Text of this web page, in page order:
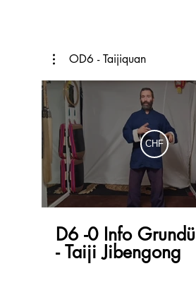
OD6 - Taijiquan
CHF
D6 -0 Info
- Taiji Jibengong